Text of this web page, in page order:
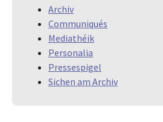
Archiv
Communiqués
Mediathéik
Personalia
Pressespigel
Sichen am Archiv